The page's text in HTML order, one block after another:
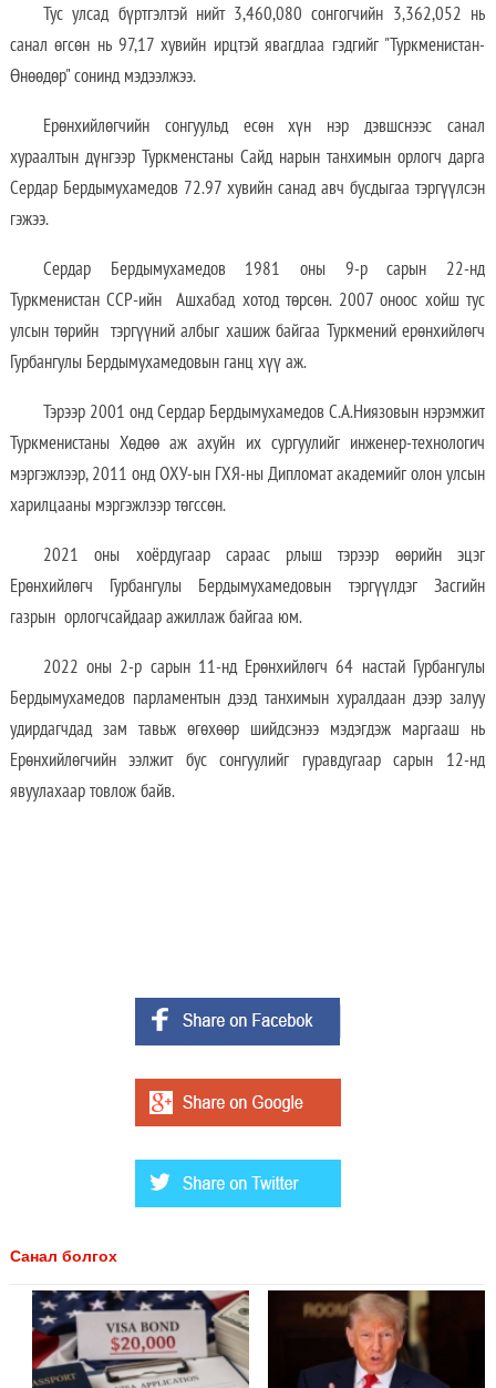
Тус улсад бүртгэлтэй нийт 3,460,080 сонгогчийн 3,362,052 нь
санал өгсөн нь 97,17 хувийн ирцтэй явагдлаа гэдгийг "Туркменистан-
Өнөөдөр" сонинд мэдээлжээ.
Ерөнхийлөгчийн сонгуульд есөн хүн нэр дэвшснээс санал
хураалтын дүнгээр Туркменстаны Сайд нарын танхимын орлогч дарга
Сердар Бердымухамедов 72.97 хувийн санад авч бусдыгаа тэргүүлсэн
гэжээ.
Сердар Бердымухамедов 1981 оны 9-р сарын 22-нд
Туркменистан ССР-ийн Ашхабад хотод төрсөн. 2007 оноос хойш тус
улсын төрийн тэргүүний албыг хашиж байгаа Туркмений ерөнхийлөгч
Гурбангулы Бердымухамедовын ганц хүү аж.
Тэрээр 2001 онд Сердар Бердымухамедов С.А.Ниязовын нэрэмжит
Туркменистаны Хөдөө аж ахуйн их сургуулийг инженер-технологич
мэргэжлээр, 2011 онд ОХУ-ын ГХЯ-ны Дипломат академийг олон улсын
харилцааны мэргэжлээр төгссөн.
2021 оны хоёрдугаар сараас рлыш тэрээр өөрийн эцэг
Ерөнхийлөгч Гурбангулы Бердымухамедовын тэргүүлдэг Засгийн
газрын орлогчсайдаар ажиллаж байгаа юм.
2022 оны 2-р сарын 11-нд Ерөнхийлөгч 64 настай Гурбангулы
Бердымухамедов парламентын дээд танхимын хуралдаан дээр залуу
удирдагчдад зам тавьж өгөхөөр шийдсэнээ мэдэгдэж маргааш нь
Ерөнхийлөгчийн ээлжит бус сонгуулийг гуравдугаар сарын 12-нд
явуулахаар товлож байв.
Санал болгох